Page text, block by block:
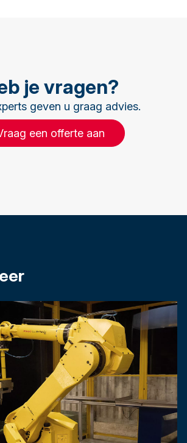
je vragen?
geven u graag advies.
een offerte aan